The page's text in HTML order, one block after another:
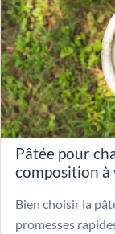
Pâtée pour
composition
Bien choisir la
promesses